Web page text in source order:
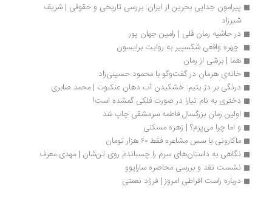
پیرامون جدایی بحرین از ایران: بررسی تاریخی و حقوقی | شریف
در حاشیه رمان قلی | رامین جهان پور
چهره واقعی شکسپیر به روایت برایسون
هما | برشی از رمان
خانه‌ی هرمان در گفت‌وگو با محمود حسینی‌زاد
درنگی بر درّ یتیم: خشکیدن آب دهان عنکبوت | محمد صابری
دختری به نام تیارا در صورت فلکی گمشده است!
اولین رمان بزرگسال فاطمه سرمشقی چاپ شد
و اما چرا می‌پرم؟ | زهره مسکنی
ماکارونی با سس مشاعره فقط ۶٠ هزار تومان
نگاهی به داستان‌های سرم را چسباندم روی تن‌شان | مهدی معرف
نشست نقد و بررسی محاصره سارایوو
درباره راست افراطی امروز | فرزاد نعمتی